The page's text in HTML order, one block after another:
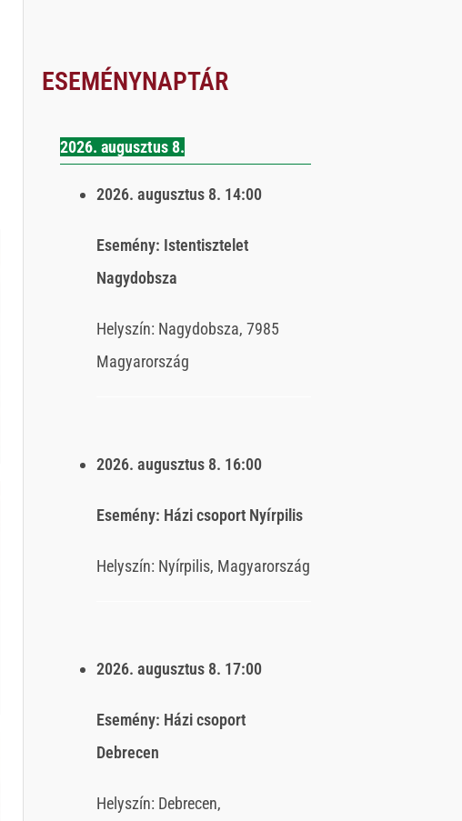
ESEMÉNYNAPTÁR
2026. augusztus 8.
2026. augusztus 8. 14:00
Esemény: Istentisztelet
Nagydobsza
Helyszín: Nagydobsza, 7985
Magyarország
2026. augusztus 8. 16:00
Esemény: Házi csoport Nyírpilis
Helyszín: Nyírpilis, Magyarország
2026. augusztus 8. 17:00
Esemény: Házi csoport
Debrecen
Helyszín: Debrecen,